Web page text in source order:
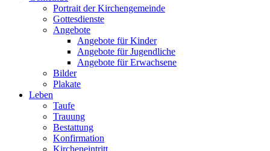
Portrait der Kirchengemeinde
Gottesdienste
Angebote
Angebote für Kinder
Angebote für Jugendliche
Angebote für Erwachsene
Bilder
Plakate
Leben
Taufe
Trauung
Bestattung
Konfirmation
Kircheneintritt